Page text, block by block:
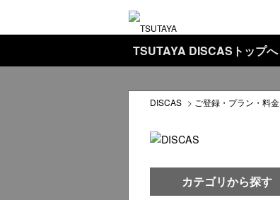
TSUTAYA DISCASトップへ
DISCAS > ご登録・プラン・料金
カテゴリから探す